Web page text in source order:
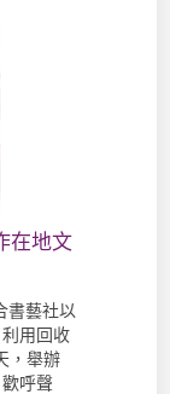
在地文
書藝社以
用回收
，舉辦
歡呼聲